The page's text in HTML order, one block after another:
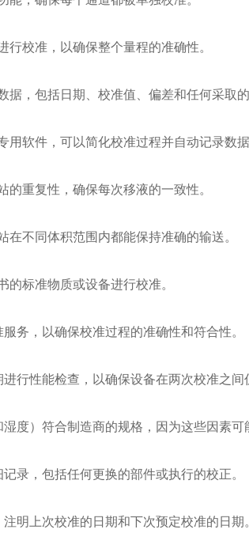
校准，以确保整个量程的准确性。
，包括日期、校准值、偏差和任何采取的
软件，可以简化校准过程并自动记录数据
重复性，确保每次移液的一致性。
不同体积范围内都能保持准确的输送。
标准物质或设备进行校准。
务，以确保校准过程的准确性和符合性。
行性能检查，以确保设备在两次校准之间
度）符合制造商的规格，因为这些因素可
录，包括任何更换的部件或执行的校正。
明上次校准的日期和下次预定校准的日期